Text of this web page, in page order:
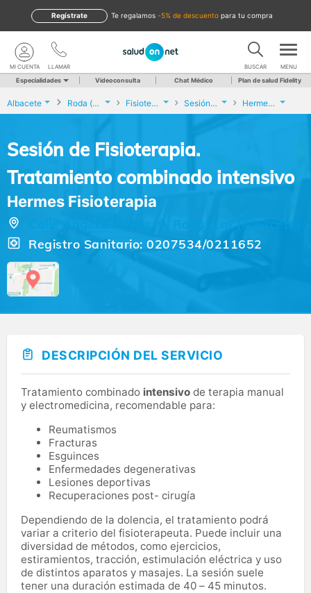
te regalamos -5% de descuento para tu compra
Regístrate
LLAMAR
MI CUENTA BUSCAR MENU
Especialidades Videoconsulta Chat Médico Plan de salud Fidelity
Albacete Roda (La) Fisioterapia Sesión de Fisioterapia. Tratamiento combinado intensivo Hermes Fisioterapia
Sesión de Fisioterapia.
Tratamiento combinado intensivo
Hermes Fisioterapia
Calle Angel Escobar, 9, Roda (La) (Albacete)
Registro Sanitario: 0207534/0211652
DESCRIPCIÓN DEL SERVICIO
Tratamiento combinado intensivo de terapia manual
y electromedicina, recomendable para:
Reumatismos
Fracturas
Esguinces
Enfermedades degenerativas
Lesiones deportivas
Recuperaciones post- cirugía
Dependiendo de la dolencia, el tratamiento podrá
variar a criterio del fisioterapeuta. Puede incluir una
diversidad de métodos, como ejercicios,
estiramientos, tracción, estimulación eléctrica y uso
de distintos aparatos y masajes. La sesión suele
tener una duración estimada de 40 – 45 minutos.